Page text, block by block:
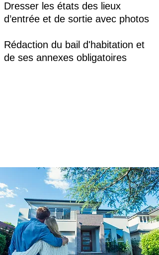
Dresser les états des lieux
d’entrée et de sortie avec photos
Rédaction du bail d'habitation et
de ses annexes obligatoires